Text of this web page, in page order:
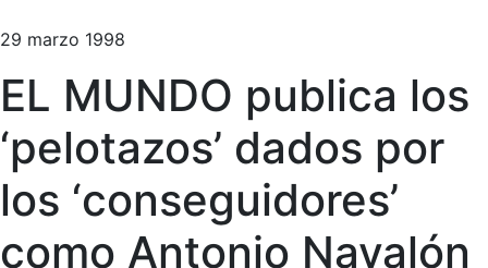
29 marzo 1998
EL MUNDO publica los
‘pelotazos’ dados por
los ‘conseguidores’
como Antonio Navalón